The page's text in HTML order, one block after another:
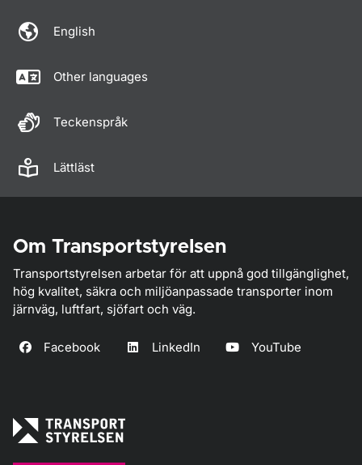
English
Other languages
Teckenspråk
Lättläst
Om Transportstyrelsen
Transportstyrelsen arbetar för att uppnå god tillgänglighet,
hög kvalitet, säkra och miljöanpassade transporter inom
järnväg, luftfart, sjöfart och väg.
Facebook LinkedIn YouTube